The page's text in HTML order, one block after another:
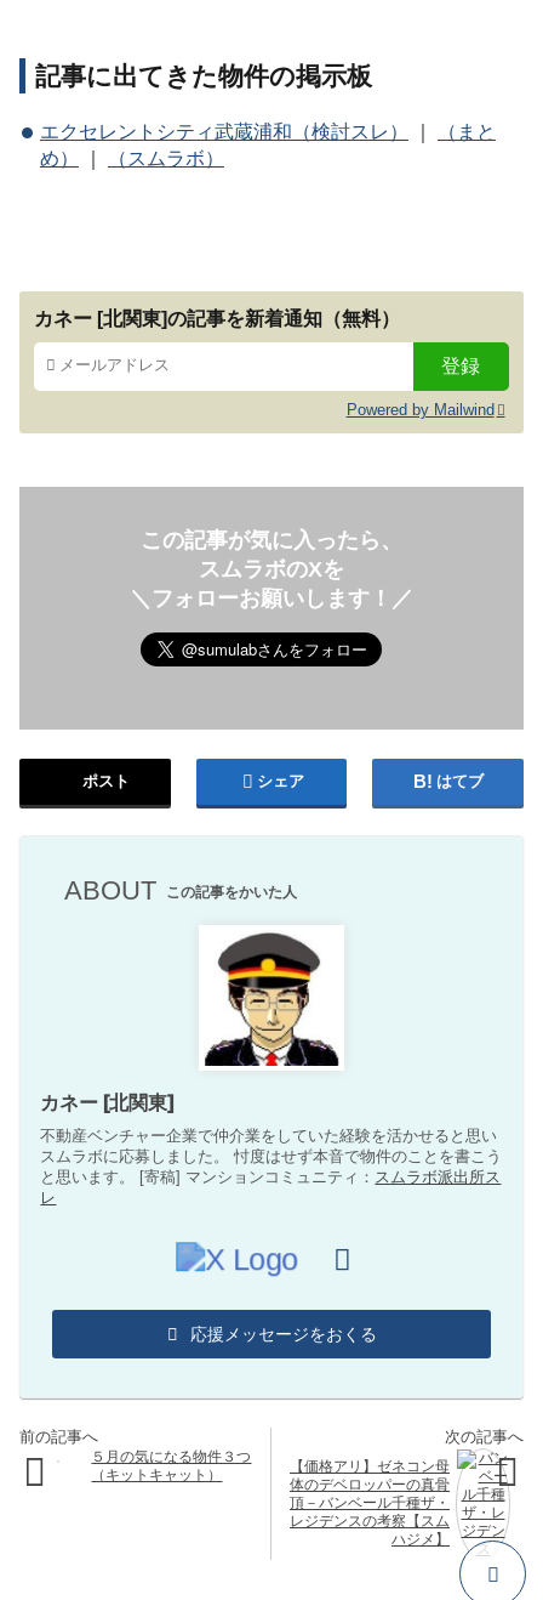
記事に出てきた物件の掲示板
エクセレントシティ武蔵浦和（検討スレ）
（まと
め）
（スムラボ）
カネー [北関東]の記事を新着通知（無料）
Powered by Mailwind
この記事が気に入ったら、
スムラボのXを
＼フォローお願いします！／
ポスト シェア はてブ
ABOUT この記事をかいた人
カネー [北関東]
不動産ベンチャー企業で仲介業をしていた経験を活かせると思い
スムラボに応募しました。 忖度はせず本音で物件のことを書こう
と思います。 [寄稿] マンションコミュニティ： スムラボ派出所ス
レ
応援メッセージをおくる
５月の気になる物件３つ
（キットキャット）
【価格アリ】ゼネコン母
体のデベロッパーの真骨
頂－バンベール千種ザ・
レジデンスの考察【スム
ハジメ】